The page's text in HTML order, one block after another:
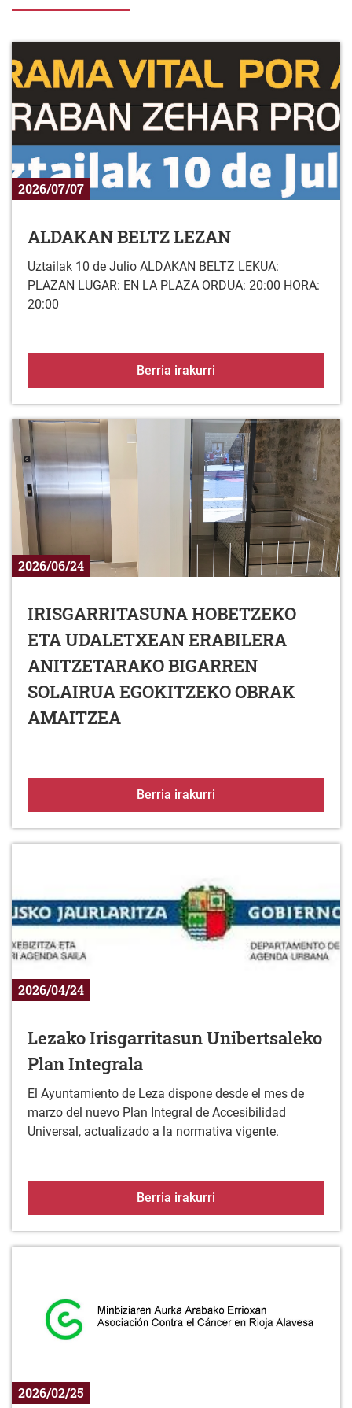
2026/07/07
ALDAKAN BELTZ LEZAN
Uztailak 10 de Julio ALDAKAN BELTZ LEKUA:
PLAZAN LUGAR: EN LA PLAZA ORDUA: 20:00 HORA:
20:00
Berria irakurri
2026/06/24
IRISGARRITASUNA HOBETZEKO
ETA UDALETXEAN ERABILERA
ANITZETARAKO BIGARREN
SOLAIRUA EGOKITZEKO OBRAK
AMAITZEA
Berria irakurri
2026/04/24
Lezako Irisgarritasun Unibertsaleko
Plan Integrala
El Ayuntamiento de Leza dispone desde el mes de
marzo del nuevo Plan Integral de Accesibilidad
Universal, actualizado a la normativa vigente.
Berria irakurri
2026/02/25